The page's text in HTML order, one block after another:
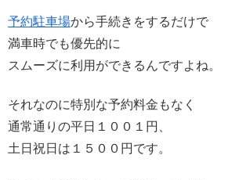
予約駐車場から手続きをするだけで
満車時でも優先的に
スムーズに利用ができるんですよね。
それなのに特別な予約料金もなく
通常通りの平日１００１円、
土日祝日は１５００円です。